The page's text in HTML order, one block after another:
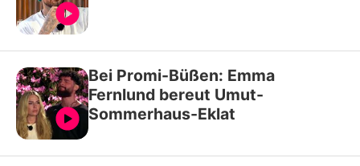
Bei Promi-Büßen: Emma
Fernlund bereut Umut-
Sommerhaus-Eklat